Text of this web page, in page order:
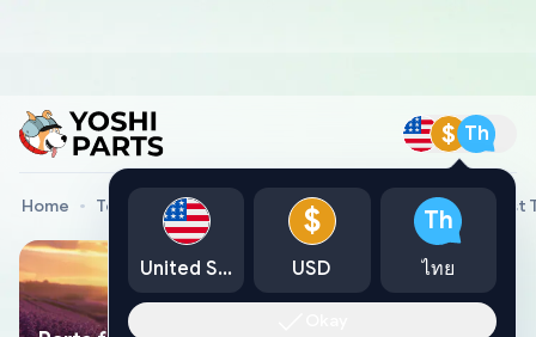
$ Th
Home Toyota Genuine Parts Converter Assy, W/Catalyst
United States
$
USD
Th
ไทย